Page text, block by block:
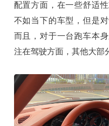
配置方面，在一些舒适
不如当下的车型，但是
而且，对于一台跑车本
注在驾驶方面，其他大部